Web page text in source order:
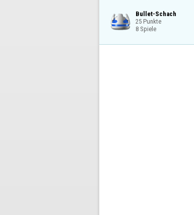
Bullet-Schach
25 Punkte
8 Spiele